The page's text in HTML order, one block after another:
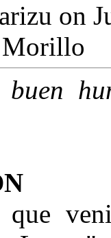
on
Morillo
que